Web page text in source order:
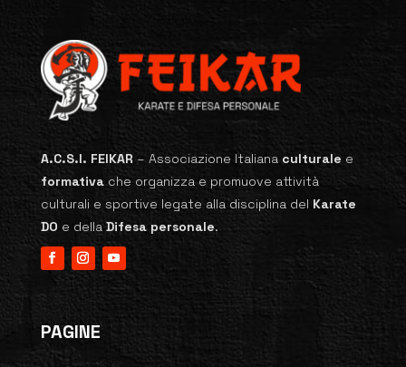
A.C.S.I. FEIKAR – Associazione Italiana culturale e
formativache organizza e promuove attività
culturali e sportive legate alla disciplina del Karate
DO e dellaDifesa personale.
PAGINE